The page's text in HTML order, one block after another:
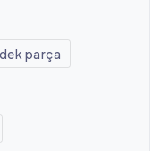
parça